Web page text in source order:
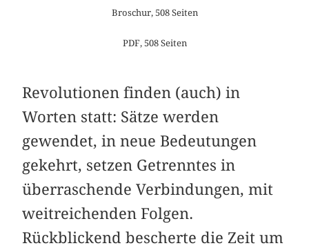
Broschur, 508 Seiten
PDF, 508 Seiten
Revolutionen finden (auch) in
Worten statt: Sätze werden
gewendet, in neue Bedeutungen
gekehrt, setzen Getrenntes in
überraschende Verbindungen, mit
weitreichenden Folgen.
Rückblickend bescherte die Zeit um